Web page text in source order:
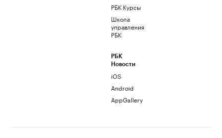
РБК Курсы
Школа
управления
РБК
РБК
Новости
iOS
Android
AppGallery